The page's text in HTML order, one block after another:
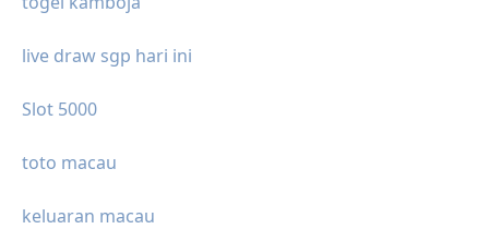
live draw sgp hari ini
Slot 5000
toto macau
keluaran macau